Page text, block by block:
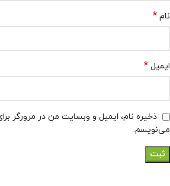
نام *
ایمیل *
ذخیره نام، ایمیل و وبسایت من در مرورگر
می‌نویسم.